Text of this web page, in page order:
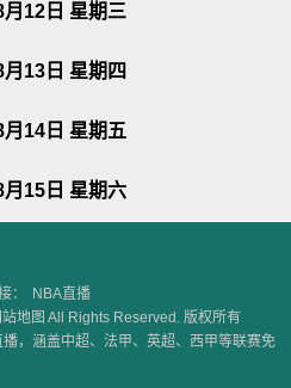
12日 星期三
13日 星期四
14日 星期五
15日 星期六
：
NBA直播
站地图 All Rights Reserved. 版权所有
，涵盖中超、法甲、英超、西甲等联赛免